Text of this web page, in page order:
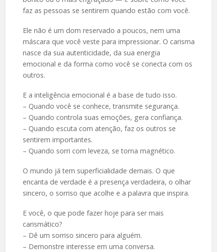
faz as pessoas se sentirem quando estão com você.
Ele não é um dom reservado a poucos, nem uma
máscara que você veste para impressionar. O carisma
nasce da sua autenticidade, da sua energia
emocional e da forma como você se conecta com os
outros.
E a inteligência emocional é a base de tudo isso.
– Quando você se conhece, transmite segurança.
– Quando controla suas emoções, gera confiança.
– Quando escuta com atenção, faz os outros se
sentirem importantes.
– Quando sorri com leveza, se torna magnético.
O mundo já tem superficialidade demais. O que
encanta de verdade é a presença verdadeira, o olhar
sincero, o sorriso que acolhe e a palavra que inspira.
E você, o que pode fazer hoje para ser mais
carismático?
– Dê um sorriso sincero para alguém.
– Demonstre interesse em uma conversa.